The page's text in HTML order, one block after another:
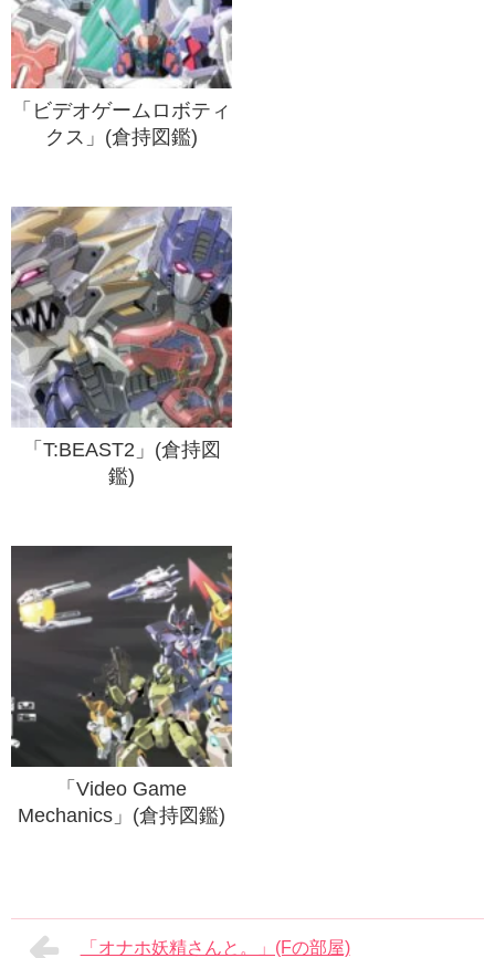
「ビデオゲームロボティ
クス」(倉持図鑑)
「T:BEAST2」(倉持図
鑑)
「Video Game
Mechanics」(倉持図鑑)
「オナホ妖精さんと。」(Fの部屋)